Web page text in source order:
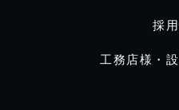
採
工務店様・